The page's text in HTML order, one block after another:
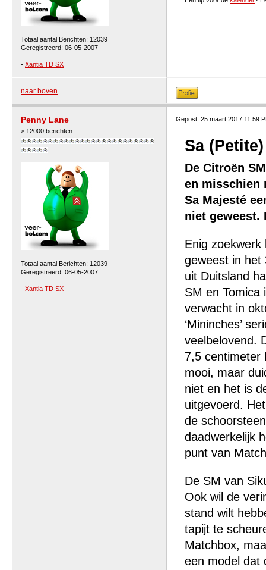
Totaal aantal Berichten: 12039
Geregistreerd: 06-05-2007
- Xantia TD SX
naar boven
Penny Lane
> 12000 berichten
Totaal aantal Berichten: 12039
Geregistreerd: 06-05-2007
- Xantia TD SX
Gepost: 25 maart 2017 11:59
Sa
De Citroën
en misschien
Sa Majesté
niet geweest.
Enig
geweest in het
uit Duitsland
SM en Tomica
verwacht in
‘Mininches’
veelbelovend.
7,5 centimeter
mooi, maar
niet en het is
uitgevoerd.
de
daadwerkelijk
punt van
De SM van
Ook wil de
stand wilt
tapijt te
Matchbox,
een model dat